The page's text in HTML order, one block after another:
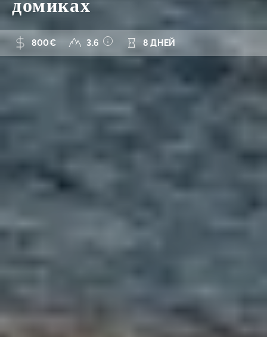
домиках
800€ 3.6 8 ДНЕЙ